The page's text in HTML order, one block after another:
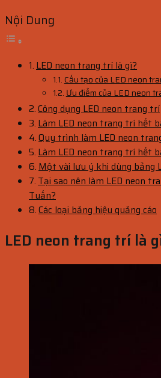
Nội Dung
LED neon trang trí là gì?
Cấu tạo của LED neon
Ưu điểm của LED neon
Công dụng LED neon trang trí
Làm LED neon trang trí hết
Quy trình làm LED neon
Làm LED neon trang trí hết
Một vài lưu ý khi dùng bảng
Tại sao nên làm LED neon
Tuấn?
Các loại bảng hiệu quảng cáo
LED neon trang trí là